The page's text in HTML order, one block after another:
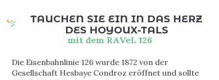
TAUCHEN SIE EIN IN DAS HERZ
DES HOYOUX-TALS
mit dem RAVeL 126
Die Eisenbahnlinie 126 wurde 1872 von der
Gesellschaft Hesbaye Condroz eröffnet und sollte